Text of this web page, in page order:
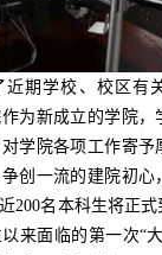
近期学校、校区有
为新成立的学院，
学院各项工作寄予
创一流的建院初心
200名本科生将正
来面临的第一次“